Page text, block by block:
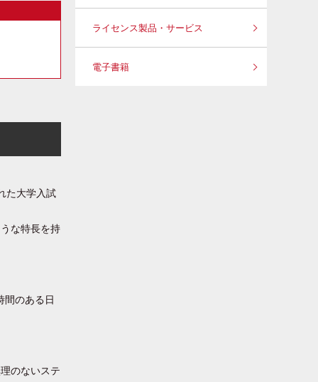
た大学入試
な特長を持
間のある日
のないステ
ライセンス製品・サービス
電子書籍